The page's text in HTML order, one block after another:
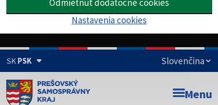
Odmietnuť dodatočné cookies
Nastavenia cookies
SKPSK
Doména psk.sk je oficiálna Menu